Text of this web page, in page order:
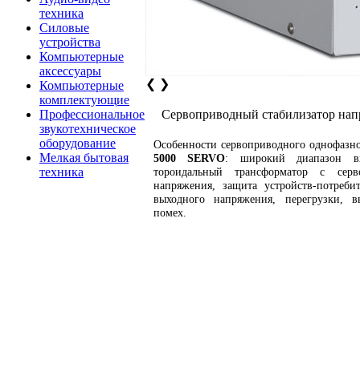
техника
Силовые
устройства
Компьютерные
аксессуары
Компьютерные
комплектующие
Профессиональное
звукотехническое
оборудование
Мелкая бытовая
техника
❮ ❯
Сервоприводный стабилизатор
Особенности сервоприводного
5000 SERVO: широкий диапазон
тороидальный трансформатор с
напряжения, защита устройств-
выходного напряжения, перегрузки,
помех.